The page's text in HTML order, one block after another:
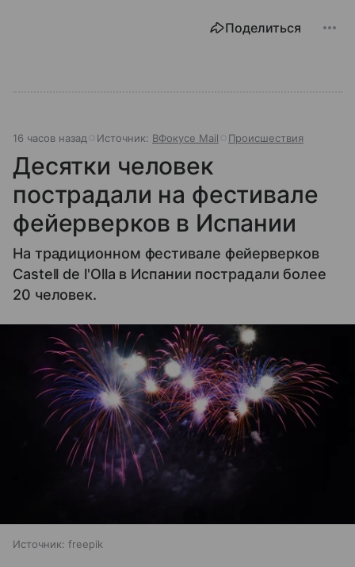
Поделиться
16 часов назад Источник: ВФокусе Mail Происшествия
Десятки человек
пострадали на фестивале
фейерверков в Испании
На традиционном фестивале фейерверков
Castell de l'Olla в Испании пострадали более
20 человек.
Источник: freepik